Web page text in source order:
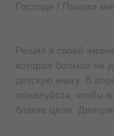
Господи ! Помоги
Решил в своей
которая больше не
детскую книгу. В
пожалуйста, чтобы
благие цели.